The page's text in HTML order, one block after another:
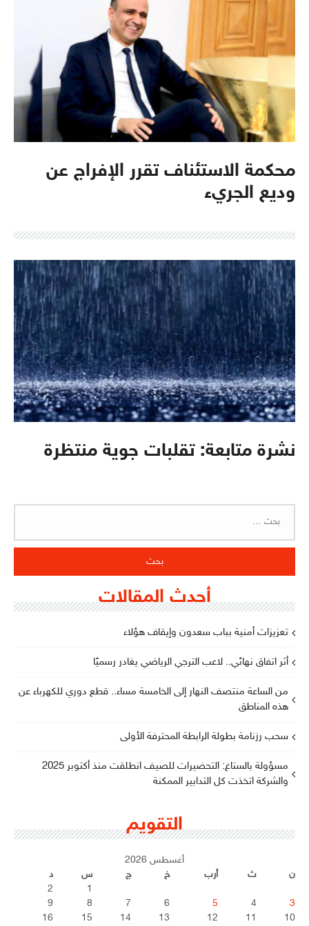
محكمة الاستئناف تقرر الإفراج عن
وديع الجريء
نشرة متابعة: تقلبات جوية منتظرة
أحدث المقالات
تعزيزات أمنية بباب سعدون وإيقاف هؤلاء
أثر اتفاق نهائي.. لاعب الترجي الرياضي يغادر رسميًا
من الساعة منتصف النهار إلى الخامسة مساء.. قطع دوري للكهرباء عن
هذه المناطق
سحب رزنامة بطولة الرابطة المحترفة الأولى
مسؤولة بالستاغ: التحضيرات للصيف انطلقت منذ أكتوبر 2025
والشركة اتخذت كل التدابير الممكنة
التقويم
أغسطس 2026
ن
ث أرب خ ج س
د
1
2
3
4
5
6
7
8
9
10
11
12
13
14
15
16